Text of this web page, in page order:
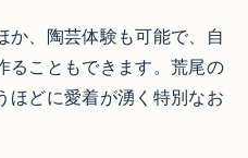
か、陶芸体験も可能で、自
ることもできます。荒尾の
ほどに愛着が湧く特別なお